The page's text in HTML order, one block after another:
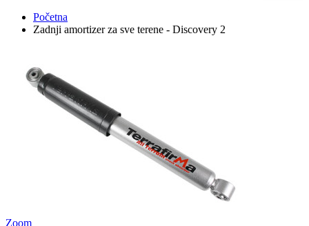
Početna
Zadnji amortizer za sve terene - Discovery 2
Zoom